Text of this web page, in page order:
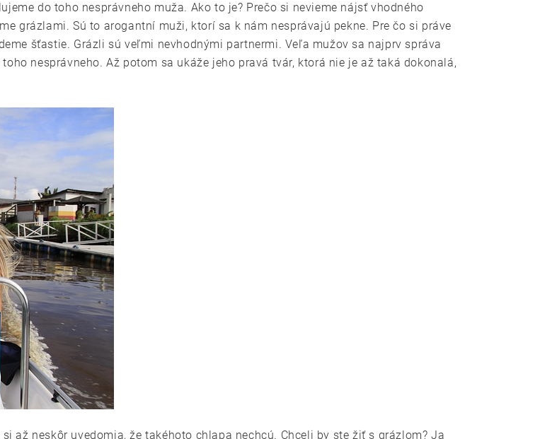
do toho nesprávneho muža. Ako to je? Prečo si nevieme nájsť vhodného
grázlami. Sú to arogantní muži, ktorí sa k nám nesprávajú pekne. Pre čo si práve
šťastie. Grázli sú veľmi nevhodnými partnermi. Veľa mužov sa najprv správa
nesprávneho. Až potom sa ukáže jeho pravá tvár, ktorá nie je až taká dokonalá,
až neskôr uvedomia, že takéhoto chlapa nechcú. Chceli by ste žiť s grázlom? Ja